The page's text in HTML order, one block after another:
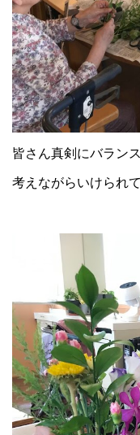
皆さん真剣にバラン
考えながらいけられ